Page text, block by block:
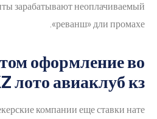
зарабатывают неоплачиваемый
«реванш» дли промахе.
оформление во
лото авиаклуб кз
компании еще ставки нате